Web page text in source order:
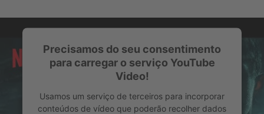
Precisamos do seu consentimento
para carregar o serviço YouTube
Video!
Usamos um serviço de terceiros para incorporar
conteúdos de vídeo que poderão recolher dados